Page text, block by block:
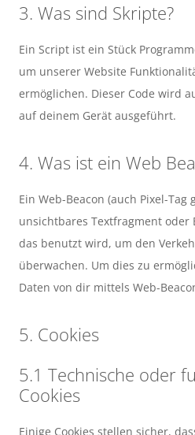
3. Was sind Skripte?
Ein Script ist ein Stück
um unserer Website
ermöglichen. Dieser Code wird
auf deinem Gerät ausgeführt.
4. Was ist ein Web
Ein Web-Beacon (auch Pixel-
unsichtbares Textfragment oder
das benutzt wird, um den
überwachen. Um dies zu
Daten von dir mittels Web-
5. Cookies
5.1 Technische oder
Cookies
Einige Cookies stellen sicher,